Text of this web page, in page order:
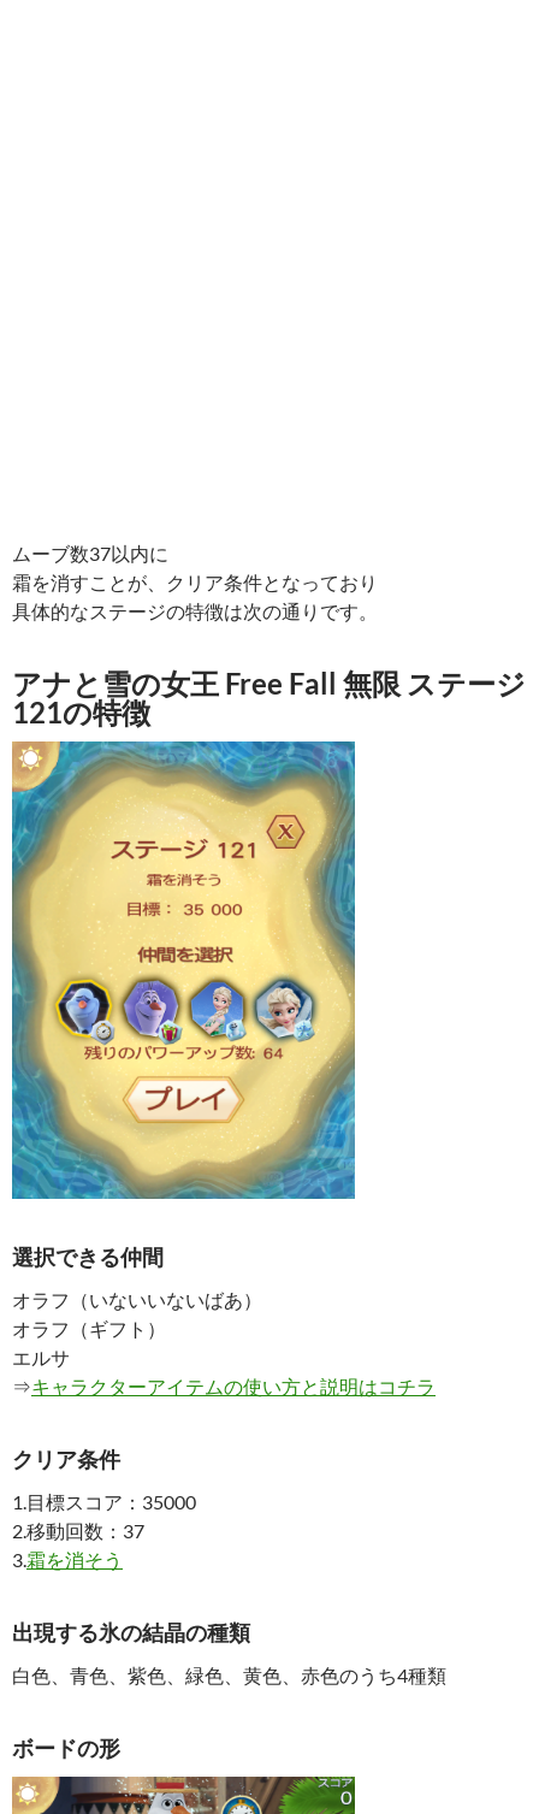
ムーブ数37以内に
霜を消すことが、クリア条件となっており
具体的なステージの特徴は次の通りです。
アナと雪の女王 Free Fall 無限 ステージ
121の特徴
選択できる仲間
オラフ（いないいないばあ）
オラフ（ギフト）
エルサ
⇒キャラクターアイテムの使い方と説明はコチラ
クリア条件
1.目標スコア：35000
2.移動回数：37
3.霜を消そう
出現する氷の結晶の種類
白色、青色、紫色、緑色、黄色、赤色のうち4種類
ボードの形